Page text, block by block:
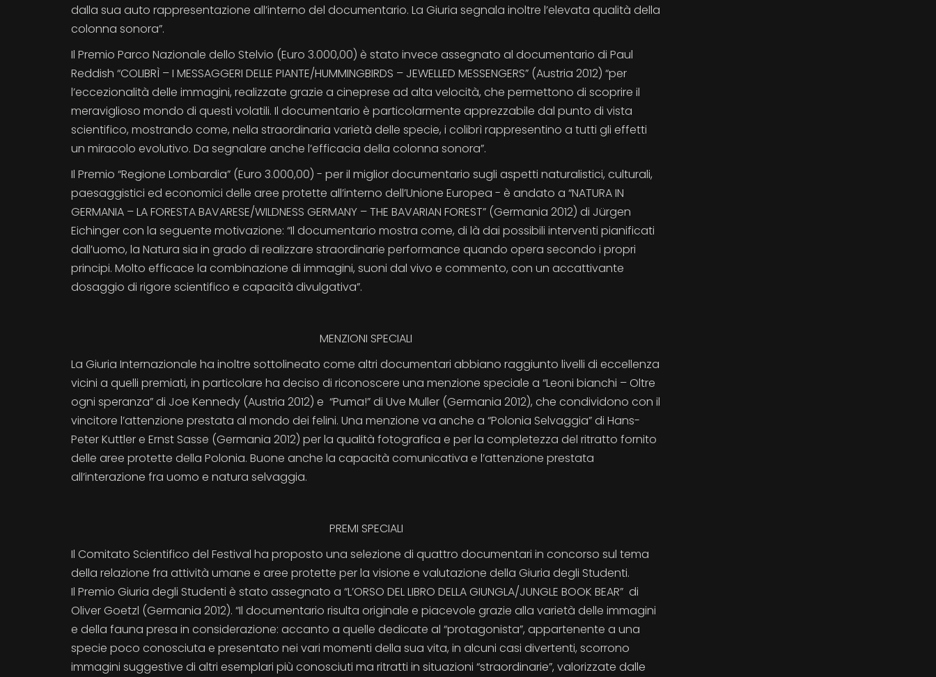
dalla sua auto rappresentazione all’interno del documentario. La Giuria segnala inoltre l’elevata qualità della
colonna sonora”.
Il Premio Parco Nazionale dello Stelvio (Euro 3.000,00) è stato invece assegnato al documentario di Paul
Reddish “COLIBRÌ – I MESSAGGERI DELLE PIANTE/HUMMINGBIRDS – JEWELLED MESSENGERS” (Austria 2012) “per
l’eccezionalità delle immagini, realizzate grazie a cineprese ad alta velocità, che permettono di scoprire il
meraviglioso mondo di questi volatili. Il documentario è particolarmente apprezzabile dal punto di vista
scientifico, mostrando come, nella straordinaria varietà delle specie, i colibrì rappresentino a tutti gli effetti
un miracolo evolutivo. Da segnalare anche l’efficacia della colonna sonora”.
Il Premio “Regione Lombardia” (Euro 3.000,00) - per il miglior documentario sugli aspetti naturalistici, culturali,
paesaggistici ed economici delle aree protette all’interno dell’Unione Europea - è andato a “NATURA IN
GERMANIA – LA FORESTA BAVARESE/WILDNESS GERMANY – THE BAVARIAN FOREST” (Germania 2012) di Jürgen
Eichinger con la seguente motivazione: “Il documentario mostra come, di là dai possibili interventi pianificati
dall’uomo, la Natura sia in grado di realizzare straordinarie performance quando opera secondo i propri
principi. Molto efficace la combinazione di immagini, suoni dal vivo e commento, con un accattivante
dosaggio di rigore scientifico e capacità divulgativa”.
MENZIONI SPECIALI
La Giuria Internazionale ha inoltre sottolineato come altri documentari abbiano raggiunto livelli di eccellenza
vicini a quelli premiati, in particolare ha deciso di riconoscere una menzione speciale a “Leoni bianchi – Oltre
ogni speranza” di Joe Kennedy (Austria 2012) e “Puma!” di Uve Muller (Germania 2012), che condividono con il
vincitore l’attenzione prestata al mondo dei felini. Una menzione va anche a “Polonia Selvaggia” di Hans-
Peter Kuttler e Ernst Sasse (Germania 2012) per la qualità fotografica e per la completezza del ritratto fornito
delle aree protette della Polonia. Buone anche la capacità comunicativa e l’attenzione prestata
all’interazione fra uomo e natura selvaggia.
PREMI SPECIALI
Il Comitato Scientifico del Festival ha proposto una selezione di quattro documentari in concorso sul tema
della relazione fra attività umane e aree protette per la visione e valutazione della Giuria degli Studenti.
Il Premio Giuria degli Studenti è stato assegnato a “L’ORSO DEL LIBRO DELLA GIUNGLA/JUNGLE BOOK BEAR” di
Oliver Goetzl (Germania 2012). “Il documentario risulta originale e piacevole grazie alla varietà delle immagini
e della fauna presa in considerazione: accanto a quelle dedicate al “protagonista”, appartenente a una
specie poco conosciuta e presentato nei vari momenti della sua vita, in alcuni casi divertenti, scorrono
immagini suggestive di altri esemplari più conosciuti ma ritratti in situazioni “straordinarie”, valorizzate dalle